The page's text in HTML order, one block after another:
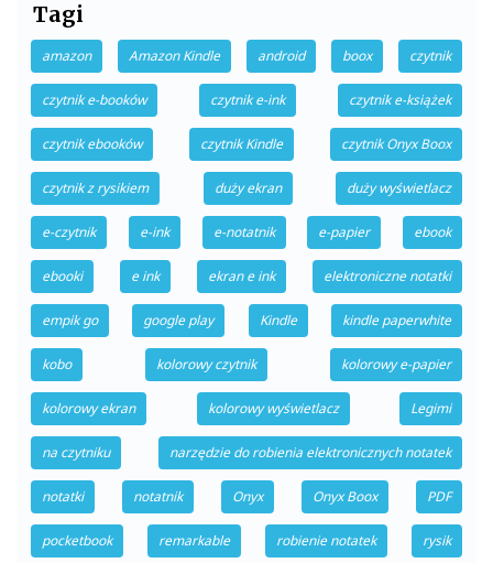
Tagi
amazon Amazon Kindle android boox czytnik
czytnik e-booków czytnik e-ink czytnik e-książek
czytnik ebooków czytnik Kindle czytnik Onyx Boox
czytnik z rysikiem duży ekran duży wyświetlacz
e-czytnik e-ink e-notatnik e-papier ebook
ebooki e ink ekran e ink elektroniczne notatki
empik go google play Kindle kindle paperwhite
kobo kolorowy czytnik kolorowy e-papier
kolorowy ekran kolorowy wyświetlacz Legimi
na czytniku narzędzie do robienia elektronicznych notatek
notatki notatnik Onyx Onyx Boox PDF
pocketbook remarkable robienie notatek rysik